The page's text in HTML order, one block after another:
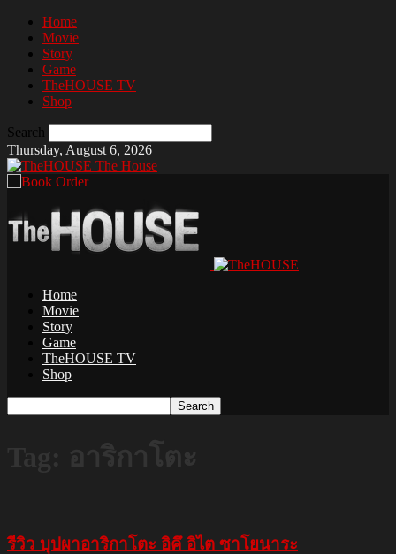
Home
Movie
Story
Game
TheHOUSE TV
Shop
Search
Thursday, August 6, 2026
The House
Home
Movie
Story
Game
TheHOUSE TV
Shop
รีวิว บุปผาอาริกาโตะ อิคึ อิไต ซาโยนาระ